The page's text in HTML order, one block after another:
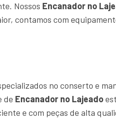
Nossos Encanador no
contamos com
no conserto e
de Encanador no Lajeado
e com peças de alta